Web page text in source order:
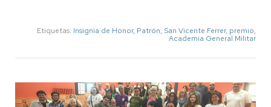
Etiquetas: Insignia de Honor, Patrón, San Vicente Ferrer, premio,
Academia General Militar